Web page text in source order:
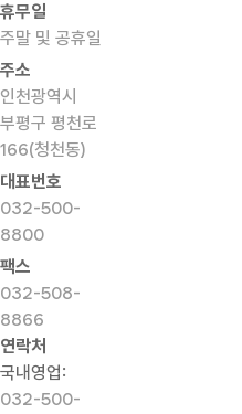
휴무일
주말 및 공휴일
주소
인천광역시
부평구 평천로
166(청천동)
대표번호
032-500-
8800
팩스
032-508-
8866
연락처
국내영업:
032-500-